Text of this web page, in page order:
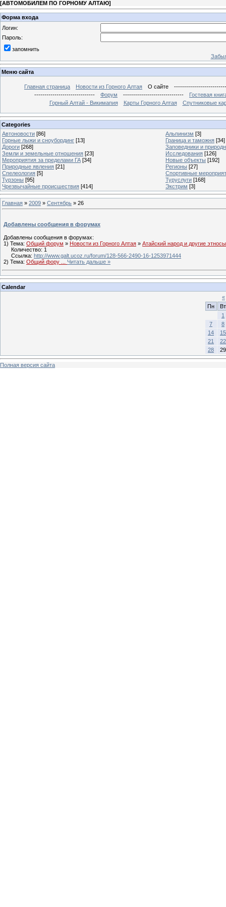
[АВТОМОБИЛЕМ ПО ГОРНОМУ АЛТАЮ]
Форма входа
Логин:
Пароль:
запомнить
Меню сайта
Главная страница Новости из Горного Алтая О сайте
------------------------------
Форум ------------------------------
Гостевая
Горный Алтай - Викимапия
Карты Горного Алтая Спутниковые
Categories
Автоновости [86] Альпинизм [3]
Горные лыжи и сноубординг [13] Граница и таможня [34]
Дороги [268]
Заповедники и
Земли и земельные отношения [23] Исследования [126]
Мероприятия за пределами ГА [34] Новые объекты [192]
Природные явления [21] Регионы [27]
Спелеология [5]
Спортивные
Турзоны [95] Туруслуги [168]
Чрезвычайные происшествия [414] Экстрим [3]
Главная » 2009 » Сентябрь » 26
Добавлены сообщения в форумах
Добавлены сообщения в форумах:
1) Тема: Общий форум » Новости из Горного Алтая » Атайский народ и другие этносы
Количество: 1
Ссылка: http://www.galt.ucoz.ru/forum/128-566-2490-16-1253971444
2) Тема: Общий фору Читать дальше »
Calendar
«
Пн
Вт
1
7
8
14
15
21
22
28
29
Полная версия сайта